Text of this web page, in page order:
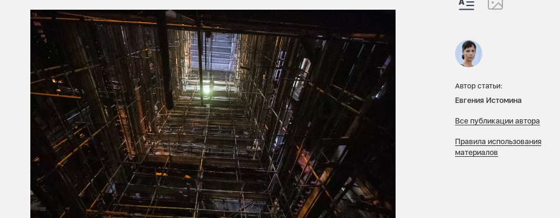
Автор статьи:
Евгения Истомина
Все публикации автора
Правила использования
материалов